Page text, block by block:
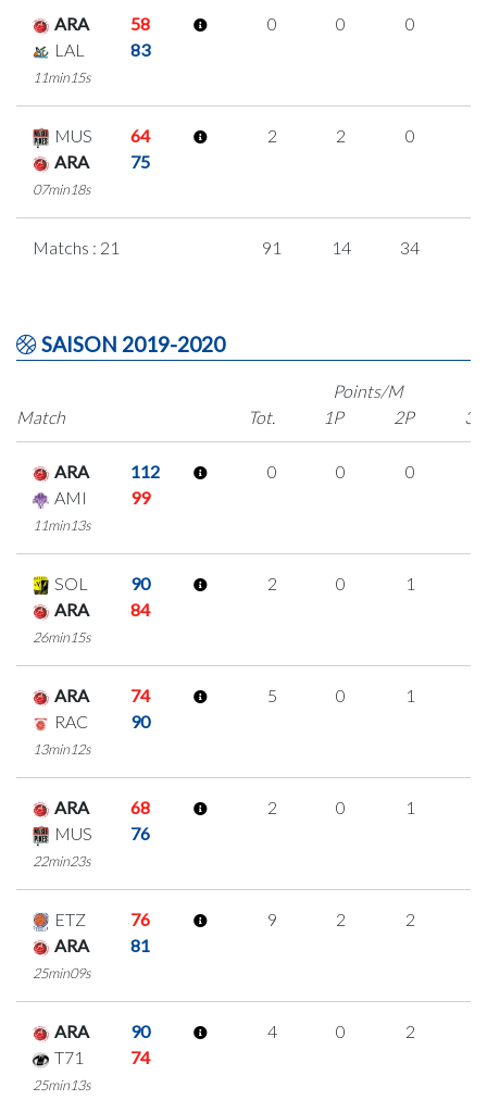
ARA
58
LAL
83
11min15s
0 0 0
MUS
64
ARA
75
07min18s
2 2 0
Matchs : 21 91 14 34
SAISON 2019-2020
Match
Points/M
Tot.
1P 2P 3P
ARA
112
AMI
99
11min13s
0 0 0
SOL
90
ARA
84
26min15s
2 0 1
ARA
74
RAC
90
13min12s
5 0 1
ARA
68
MUS
76
22min23s
2 0 1
ETZ
76
ARA
81
25min09s
9 2 2
ARA
90
T71
74
25min13s
4 0 2